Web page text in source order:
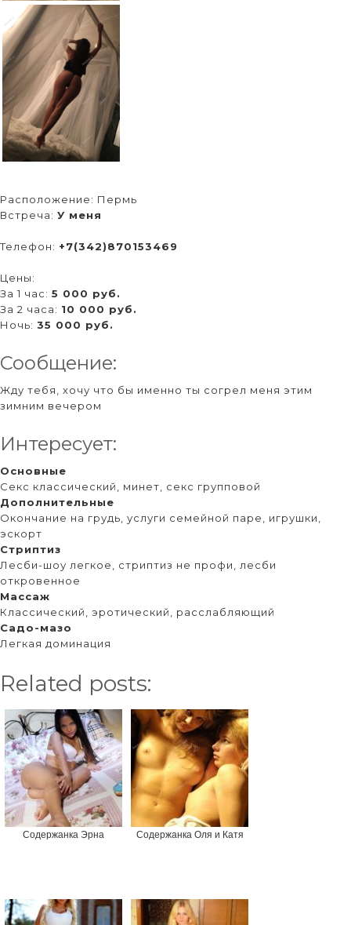
Расположение: Пермь
Встреча: У меня
Телефон: +7(342)870153469
Цены:
За 1 час: 5 000 руб.
За 2 часа: 10 000 руб.
Ночь: 35 000 руб.
Сообщение:
Жду тебя, хочу что бы именно ты согрел меня этим
зимним вечером
Интересует:
Основные
Секс классический, минет, секс групповой
Дополнительные
Окончание на грудь, услуги семейной паре, игрушки,
эскорт
Стриптиз
Лесби-шоу легкое, стриптиз не профи, лесби
откровенное
Массаж
Классический, эротический, расслабляющий
Садо-мазо
Легкая доминация
Related posts:
Содержанка Эрна Содержанка Оля и Катя